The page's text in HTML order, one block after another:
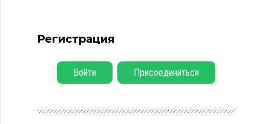
Регистрация
Войти Присоединиться